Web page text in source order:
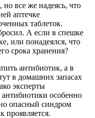
все же надеясь, что
аптечке
таблеток.
А если в спешке
или понадеялся, что
срока хранения?
антибиотик, а в
в домашних запасах
эксперты
особенно
опасный синдром
проявляется.